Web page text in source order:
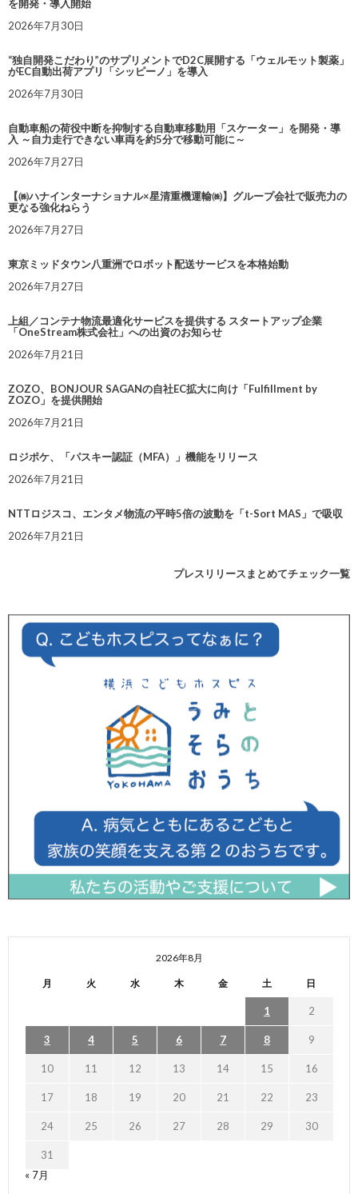
を開発・導入開始
2026年7月30日
“独自開発こだわり”のサプリメントでD2C展開する「ウェルモット製薬」
がEC自動出荷アプリ「シッピーノ」を導入
2026年7月30日
自動車船の荷役中断を抑制する自動車移動用「スケーター」を開発・導
入 ～自力走行できない車両を約5分で移動可能に～
2026年7月27日
【㈱ハナインターナショナル×星清重機運輸㈱】グループ会社で販売力の
更なる強化ねらう
2026年7月27日
東京ミッドタウン八重洲でロボット配送サービスを本格始動
2026年7月27日
上組／コンテナ物流最適化サービスを提供する スタートアップ企業
「OneStream株式会社」への出資のお知らせ
2026年7月21日
ZOZO、BONJOUR SAGANの自社EC拡大に向け「Fulfillment by
ZOZO」を提供開始
2026年7月21日
ロジポケ、「パスキー認証（MFA）」機能をリリース
2026年7月21日
NTTロジスコ、エンタメ物流の平時5倍の波動を「t-Sort MAS」で吸収
2026年7月21日
プレスリリースまとめてチェック一覧
2026年8月
月 火 水 木 金 土 日
1 2
3 4 5 6 7 8 9
10 11 12 13 14 15 16
17 18 19 20 21 22 23
24 25 26 27 28 29 30
31
« 7月